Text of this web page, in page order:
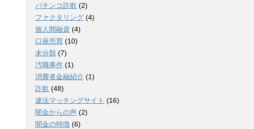
パチンコ詐欺 (2)
ファクタリング (4)
個人間融資 (4)
口座売買 (10)
未分類 (7)
汚職事件 (1)
消費者金融紹介 (1)
詐欺 (48)
違法マッチングサイト (16)
闇金からの声 (2)
闇金の特徴 (6)